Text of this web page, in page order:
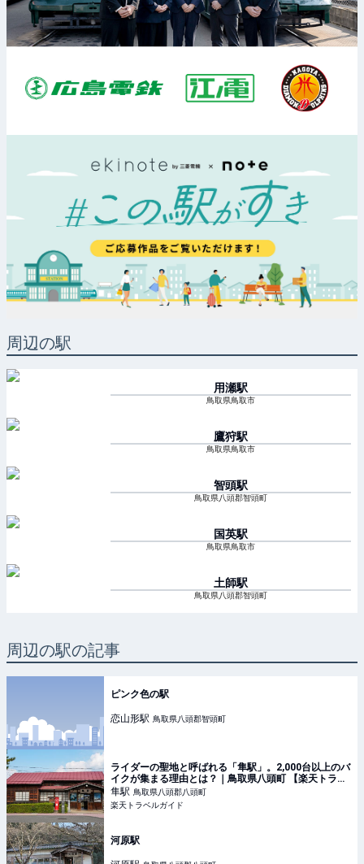
周辺の駅
用瀬駅
鳥取県鳥取市
鷹狩駅
鳥取県鳥取市
智頭駅
鳥取県八頭郡智頭町
国英駅
鳥取県鳥取市
土師駅
鳥取県八頭郡智頭町
周辺の駅の記事
ピンク色の駅
恋山形駅 鳥取県八頭郡智頭町
ライダーの聖地と呼ばれる「隼駅」。2,000台以上のバ
イクが集まる理由とは？｜鳥取県八頭町 【楽天トラベ
ル】
隼駅 鳥取県八頭郡八頭町
楽天トラベルガイド
河原駅